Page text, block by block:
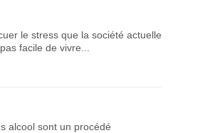
le stress que la société actuelle
facile de vivre...
alcool sont un procédé